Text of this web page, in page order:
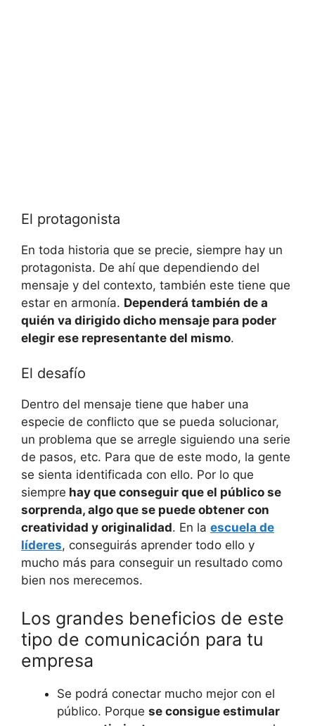
El protagonista
En toda historia que se precie, siempre hay un
protagonista. De ahí que dependiendo del
mensaje y del contexto, también este tiene que
estar en armonía. Dependerá también de a
quién va dirigido dicho mensaje para poder
elegir ese representante del mismo.
El desafío
Dentro del mensaje tiene que haber una
especie de conflicto que se pueda solucionar,
un problema que se arregle siguiendo una serie
de pasos, etc. Para que de este modo, la gente
se sienta identificada con ello. Por lo que
siempre hay que conseguir que el público se
sorprenda, algo que se puede obtener con
creatividad y originalidad. En la escuela de
líderes, conseguirás aprender todo ello y
mucho más para conseguir un resultado como
bien nos merecemos.
Los grandes beneficios de este
tipo de comunicación para tu
empresa
Se podrá conectar mucho mejor con el
público. Porque se consigue estimular